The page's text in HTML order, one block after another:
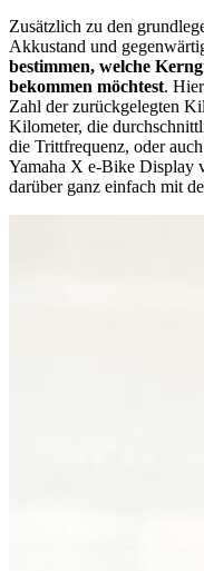
Zusätzlich zu den
Akkustand und
bestimmen, welche
bekommen möchtest.
Zahl der zurückgelegten
Kilometer, die
die Trittfrequenz, oder
Yamaha X e-Bike Display
darüber ganz einfach mit